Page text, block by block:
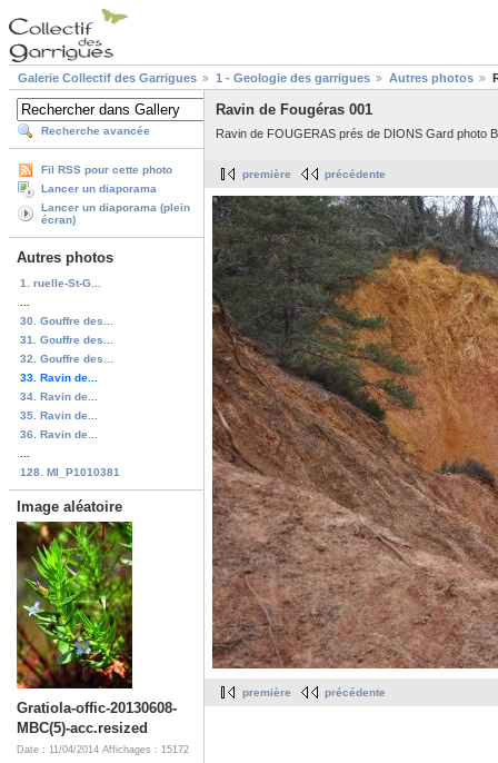
Galerie Collectif des Garrigues 1 - Geologie des garrigues Autres photos
Recherche avancée
Fil RSS pour cette photo
Lancer un diaporama
Lancer un diaporama (plein
écran)
Autres photos
1. ruelle-St-G...
30. Gouffre des...
31. Gouffre des...
32. Gouffre des...
33. Ravin de...
34. Ravin de...
35. Ravin de...
36. Ravin de...
128. MI_P1010381
Image aléatoire
Gratiola-offic-20130608-
MBC(5)-acc.resized
Date : 11/04/2014 Affichages : 15172
Ravin de Fougéras 001
Ravin de FOUGERAS prés de DIONS Gard photo
première précédente
première précédente